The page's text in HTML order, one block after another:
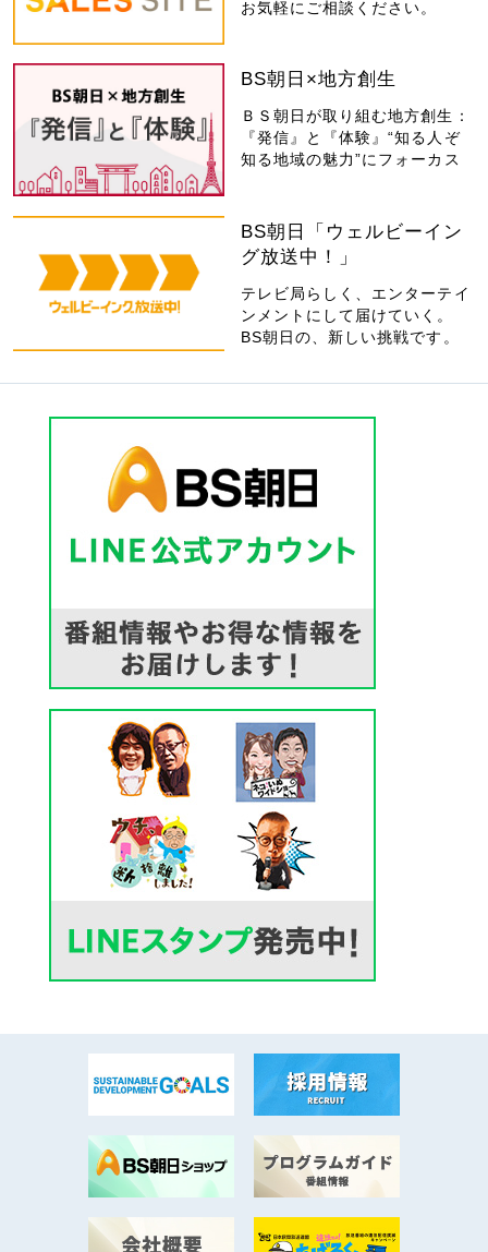
お気軽にご相談ください。
BS朝日×地方創生
ＢＳ朝日が取り組む地方創生：
『発信』と『体験』“知る人ぞ
知る地域の魅力”にフォーカス
BS朝日「ウェルビーイン
グ放送中！」
テレビ局らしく、エンターテイ
ンメントにして届けていく。
BS朝日の、新しい挑戦です。